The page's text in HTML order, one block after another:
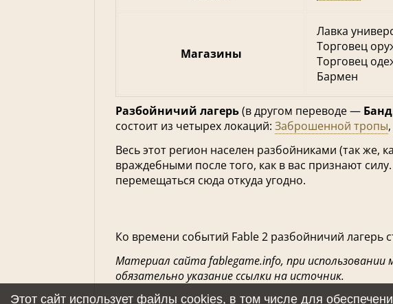
Магазины
Лавка
Торговец
Торговец
Бармен
Разбойничий лагерь(в другом переводе —
состоит из четырех локаций:Заброшенной тропы
Весь этот регион населен разбойниками (так же,
враждебными после того, как в вас признают
перемещаться сюда откуда угодно.
Ко времени событий Fable 2 разбойничий лагерь
Материал сайта fablegame.info, при
обязательно указание ссылки на источник.
Этот сайт использует файлы cookies, в том числе для